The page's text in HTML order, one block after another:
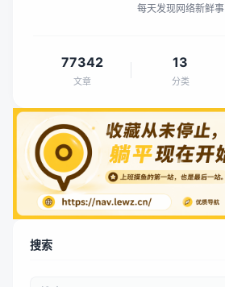
每天发现网络新鲜事
77342
文章
13
分类
搜索